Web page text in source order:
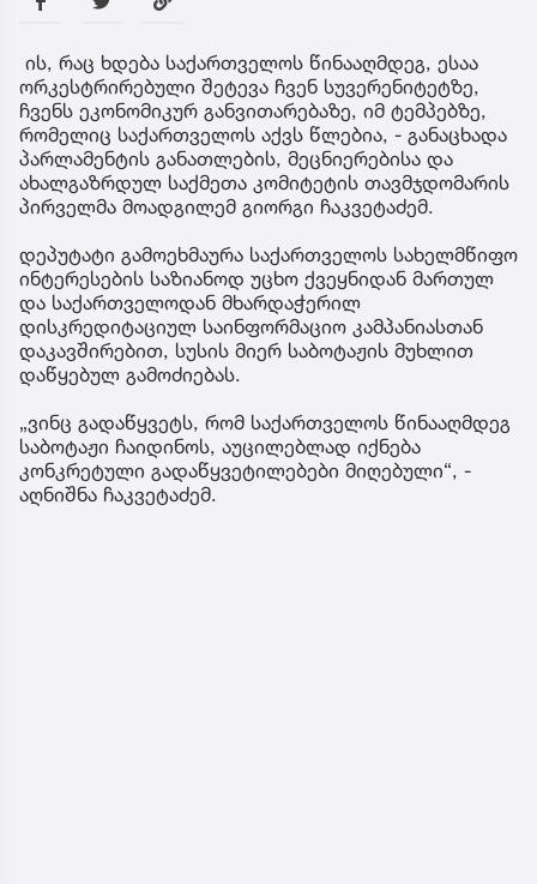
ის, რაც ხდება საქართველოს წინააღმდეგ, ესაა
ორკესტრირებული შეტევა ჩვენ სუვერენიტეტზე,
ჩვენს ეკონომიკურ განვითარებაზე, იმ ტემპებზე,
რომელიც საქართველოს აქვს წლებია, - განაცხადა
პარლამენტის განათლების, მეცნიერებისა და
ახალგაზრდულ საქმეთა კომიტეტის თავმჯდომარის
პირველმა მოადგილემ გიორგი ჩაკვეტაძემ.
დეპუტატი გამოეხმაურა საქართველოს სახელმწიფო
ინტერესების საზიანოდ უცხო ქვეყნიდან მართულ
და საქართველოდან მხარდაჭერილ
დისკრედიტაციულ საინფორმაციო კამპანიასთან
დაკავშირებით, სუსის მიერ საბოტაჟის მუხლით
დაწყებულ გამოძიებას.
„ვინც გადაწყვეტს, რომ საქართველოს წინააღმდეგ
საბოტაჟი ჩაიდინოს, აუცილებლად იქნება
კონკრეტული გადაწყვეტილებები მიღებული“, -
აღნიშნა ჩაკვეტაძემ.